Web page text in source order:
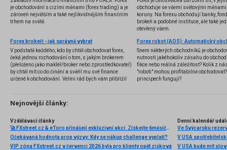
je obchodování s cizími měnami (forex trading) a je
zároveň největším a také nejlikvidnějším finančním
trhem na světě.
obchoduje se všemi světovými
koruny. Na forexu obchodují banky,
brokeři a podobné instituce, ale také
otevřený všem.
Forex brokeři - jak správně vybrat
V podstatě každého, kdo by chtěl obchodovat forex,
čeká jednou rozhodování o tom, s jakým brokerem
(přeloženo jako makléř/broker nebo zprostředkovatel)
by chtěl mít co do činění a svěřil mu své finance
určené k obchodování. Velmi rád bych vám přiblížil
několik příkladů nejznámějších z nich.
Snem některých obchodníků je
nutnosti jakéhokoliv zásahu do
fikce nebo reálná záležitost? Kolik z
"roboti" mohou profitabilně
principech fungují?
Nejnovější články:
Vzdělávací články
🚀 FXstreet.cz & eToro přinášejí exkluzivní akci: Získejte 6měsíční členství ve VIP zóně ZDARMA
Očekávaná hodnota prop výzvy: Kdy se nákup challenge vyplatí?
VIP zóna FXstreet.cz v červenci 2026 byla pro klienty opět zisková
Denní kalendář
Ve Švýcarsku
V USA
V USA bude mít